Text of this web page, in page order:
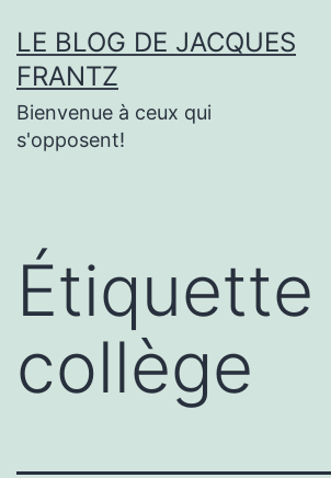
au
contenu
LE BLOG DE JACQUES
FRANTZ
Bienvenue à ceux qui
s'opposent!
Étiquette
collège